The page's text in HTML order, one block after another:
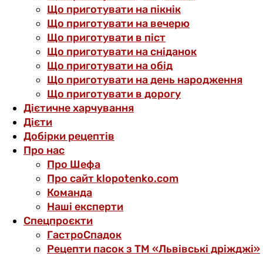
Що приготувати на пікнік
Що приготувати на вечерю
Що приготувати в піст
Що приготувати на сніданок
Що приготувати на обід
Що приготувати на день народження
Що приготувати в дорогу
Дієтичне харчування
Дієти
Добірки рецептів
Про нас
Про Шефа
Про сайт klopotenko.com
Команда
Наші експерти
Спецпроєкти
ГастроСпадок
Рецепти пасок з ТМ «Львівські дріжджі»